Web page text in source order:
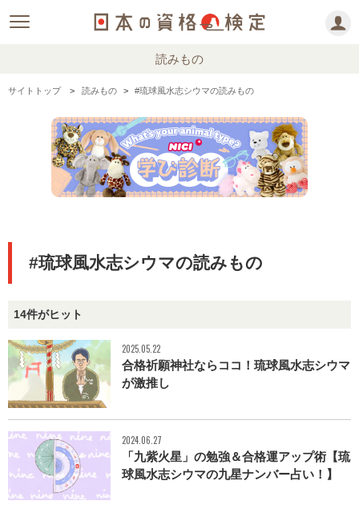
読みもの
サイトトップ 読みもの #琉球風水志シウマの読みもの
#琉球風水志シウマの読みもの
14件がヒット
2025.05.22
合格祈願神社ならココ！琉球風水志シウマ
が激推し
2024.06.27
「九紫火星」の勉強＆合格運アップ術【琉
球風水志シウマの九星ナンバー占い！】